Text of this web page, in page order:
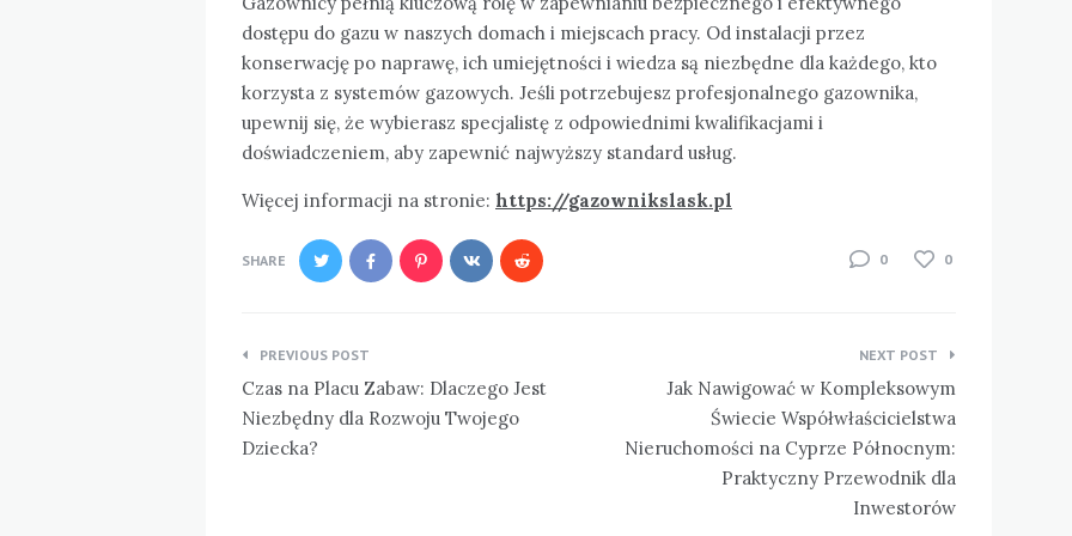
dostępu do gazu w naszych domach i miejscach pracy. Od instalacji przez
konserwację po naprawę, ich umiejętności i wiedza są niezbędne dla każdego, kto
korzysta z systemów gazowych. Jeśli potrzebujesz profesjonalnego gazownika,
upewnij się, że wybierasz specjalistę z odpowiednimi kwalifikacjami i
doświadczeniem, aby zapewnić najwyższy standard usług.
Więcej informacji na stronie: https://gazownikslask.pl
SHARE 0 0
Nawigacja
wpisu
PREVIOUS POST
Czas na Placu Zabaw: Dlaczego Jest
Niezbędny dla Rozwoju Twojego
Dziecka?
NEXT POST
Jak Nawigować w Kompleksowym
Świecie Współwłaścicielstwa
Nieruchomości na Cyprze Północnym:
Praktyczny Przewodnik dla
Inwestorów